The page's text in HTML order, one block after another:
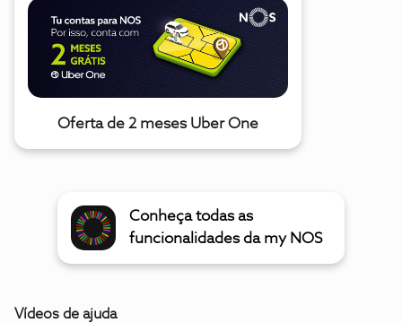
Oferta de 2 meses Uber One
Conheça todas as
funcionalidades da my NOS
Vídeos de ajuda